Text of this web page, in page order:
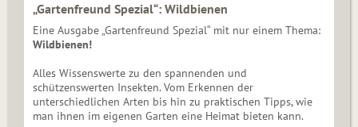
„Gartenfreund Spezial“: Wildbienen
Eine Ausgabe „Gartenfreund Spezial“ mit nur einem Thema:
Wildbienen!
Alles Wissenswerte zu den spannenden und
schützenswerten Insekten. Vom Erkennen der
unterschiedlichen Arten bis hin zu praktischen Tipps, wie
man ihnen im eigenen Garten eine Heimat bieten kann.